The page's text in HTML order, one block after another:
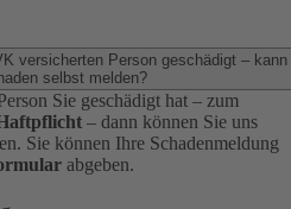
versicherten Person geschädigt – kann
selbst melden?
Sie geschädigt hat – zum
– dann können Sie uns
Sie können Ihre Schadenmeldung
abgeben.